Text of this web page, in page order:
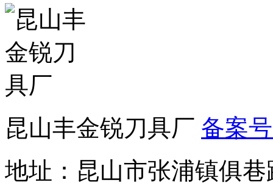
昆山丰金锐刀具厂 备案
地址：昆山市张浦镇俱